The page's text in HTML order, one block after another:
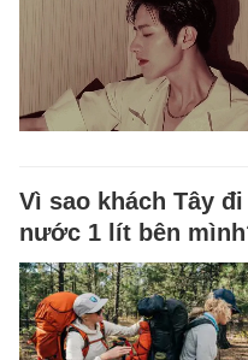
Vì sao khách Tây
nước 1 lít bên